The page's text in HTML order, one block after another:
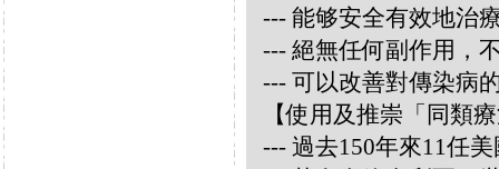
--- 能够安全有效地治
--- 絕無任何副作用，
--- 可以改善對傳染病
【使用及推崇「同類
--- 過去150年來11任